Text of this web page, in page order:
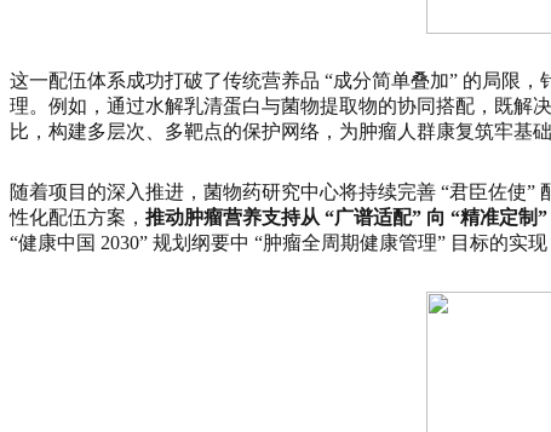
这一配伍体系成功打破了传统营养品 “成分简单叠加” 的局限
理。例如，通过水解乳清蛋白与菌物提取物的协同搭配，既解
比，构建多层次、多靶点的保护网络，为肿瘤人群康复筑牢基础
随着项目的深入推进，菌物药研究中心将持续完善 “君臣佐使
性化配伍方案， 推动肿瘤营养支持从 “广谱适配” 向 “精准定制
“健康中国 2030” 规划纲要中 “肿瘤全周期健康管理” 目标的实